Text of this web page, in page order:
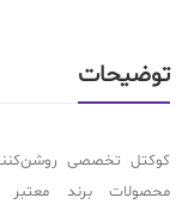
توضیحات